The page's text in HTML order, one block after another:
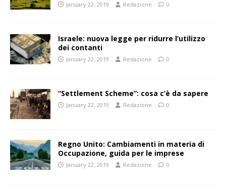
January 22, 2019 Redazione 0
Israele: nuova legge per ridurre l’utilizzo
dei contanti
January 22, 2019 Redazione 0
“Settlement Scheme”: cosa c’è da sapere
January 22, 2019 Redazione 0
Regno Unito: Cambiamenti in materia di
Occupazione, guida per le imprese
January 22, 2019 Redazione 0